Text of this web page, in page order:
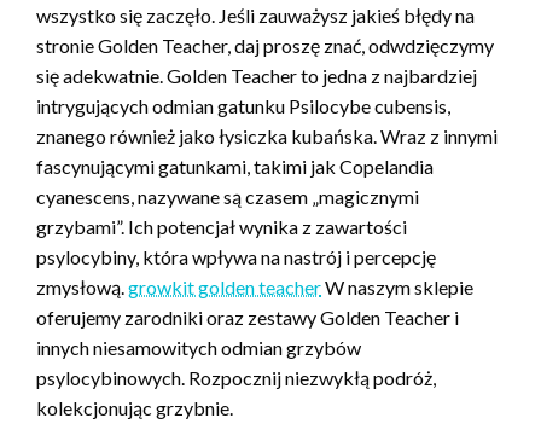
wszystko się zaczęło. Jeśli zauważysz jakieś błędy na
stronie Golden Teacher, daj proszę znać, odwdzięczymy
się adekwatnie. Golden Teacher to jedna z najbardziej
intrygujących odmian gatunku Psilocybe cubensis,
znanego również jako łysiczka kubańska. Wraz z innymi
fascynującymi gatunkami, takimi jak Copelandia
cyanescens, nazywane są czasem „magicznymi
grzybami”. Ich potencjał wynika z zawartości
psylocybiny, która wpływa na nastrój i percepcję
zmysłową. growkit golden teacherW naszym sklepie
oferujemy zarodniki oraz zestawy Golden Teacher i
innych niesamowitych odmian grzybów
psylocybinowych. Rozpocznij niezwykłą podróż,
kolekcjonując grzybnie.